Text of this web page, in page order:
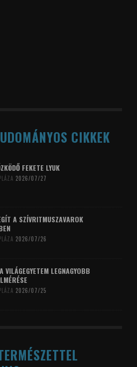
CIKKEK
FEKETE LYUK
2026/07/27
A SZÍVRITMUSZAVAROK
2026/07/26
VILÁGEGYETEM LEGNAGYOBB
2026/07/25